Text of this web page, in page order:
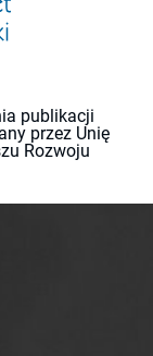
publikacji
przez Unię
Rozwoju